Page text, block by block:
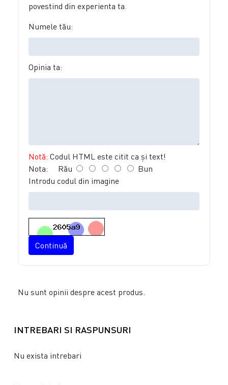
povestind din experienta ta.
Numele tău:
Opinia ta:
Notă: Codul HTML este citit ca şi text!
Nota: Rău
Bun
Introdu codul din imagine
Continuă
Nu sunt opinii despre acest produs.
INTREBARI SI RASPUNSURI
Nu exista intrebari